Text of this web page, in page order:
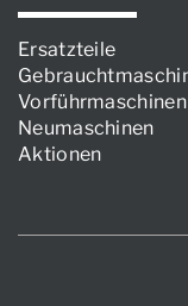
Ersatzteile
Vorführmaschinen
Neumaschinen
Aktionen